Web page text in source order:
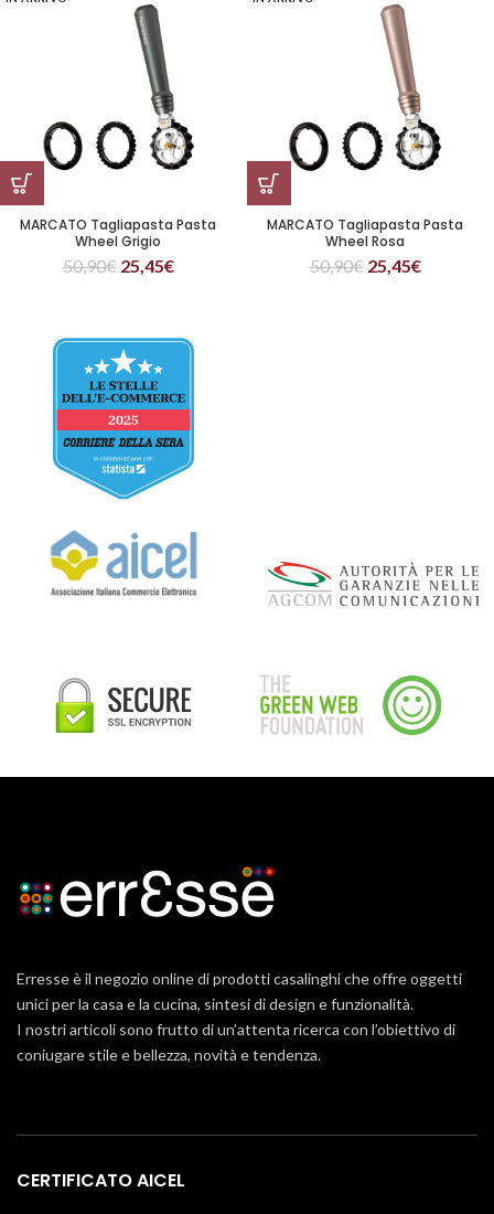
MARCATO Tagliapasta Pasta
Wheel Grigio
50,90€ 25,45€
MARCATO Tagliapasta Pasta
Wheel Rosa
50,90€ 25,45€
Erresse è il negozio online di prodotti casalinghi che offre oggetti
unici per la casa e la cucina, sintesi di design e funzionalità.
I nostri articoli sono frutto di un’attenta ricerca con l’obiettivo di
coniugare stile e bellezza, novità e tendenza.
CERTIFICATO AICEL